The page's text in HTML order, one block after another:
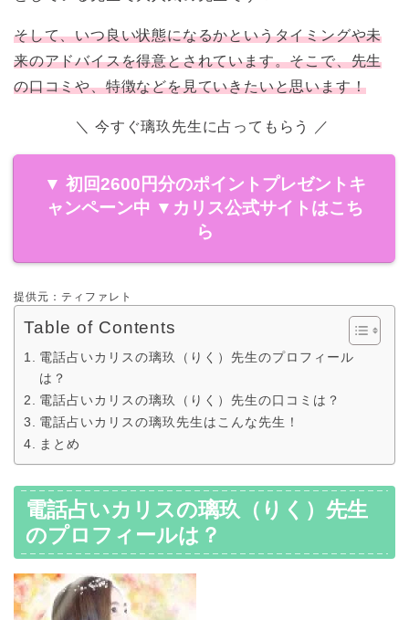
そして、いつ良い状態になるかというタイミングや未
来のアドバイスを得意とされています。そこで、先生
の口コミや、特徴などを見ていきたいと思います！
＼ 今すぐ璃玖先生に占ってもらう ／
▼ 初回2600円分のポイントプレゼントキ
ャンペーン中 ▼ カリス公式サイトはこち
ら
提供元：ティファレト
Table of Contents
電話占いカリスの璃玖（りく）先生のプロフィール
は？
電話占いカリスの璃玖（りく）先生の口コミは？
電話占いカリスの璃玖先生はこんな先生！
まとめ
電話占いカリスの璃玖（りく）先生
のプロフィールは？